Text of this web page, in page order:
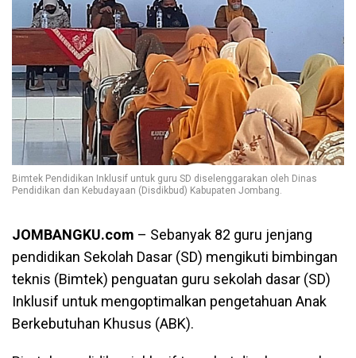
Bimtek Pendidikan Inklusif untuk guru SD diselenggarakan oleh Dinas
Pendidikan dan Kebudayaan (Disdikbud) Kabupaten Jombang.
JOMBANGKU.com – Sebanyak 82 guru jenjang
pendidikan Sekolah Dasar (SD) mengikuti bimbingan
teknis (Bimtek) penguatan guru sekolah dasar (SD)
Inklusif untuk mengoptimalkan pengetahuan Anak
Berkebutuhan Khusus (ABK).